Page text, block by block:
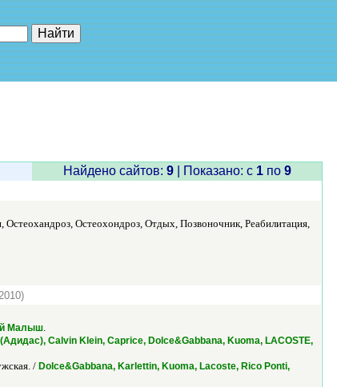
Найдено сайтов: 9| Показано: c 1по 9
Остеохондроз, Отдых, Позвоночник, Реабилитация,
Малыш.
Calvin Klein, Caprice, Dolce&Gabbana, Kuoma, LACOSTE,
/ Dolce&Gabbana, Karlettin, Kuoma, Lacoste, Rico Ponti,